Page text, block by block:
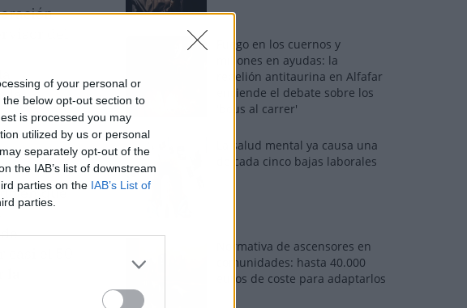
of your personal or
below opt-out section to
is processed you may
utilized by us or personal
separately opt-out of the
the IAB’s list of downstream
parties on the IAB’s List of
parties.
del
la
en que
el 50
Fuego en los cuernos y
millones en ayudas: la
rebelión antitaurina en Alfafar
enciende el debate sobre los
'bous al carrer'
La salud mental ya causa una
de cada cinco bajas laborales
Normativa de ascensores en
comunidades: hasta 40.000
euros de coste para adaptarlos